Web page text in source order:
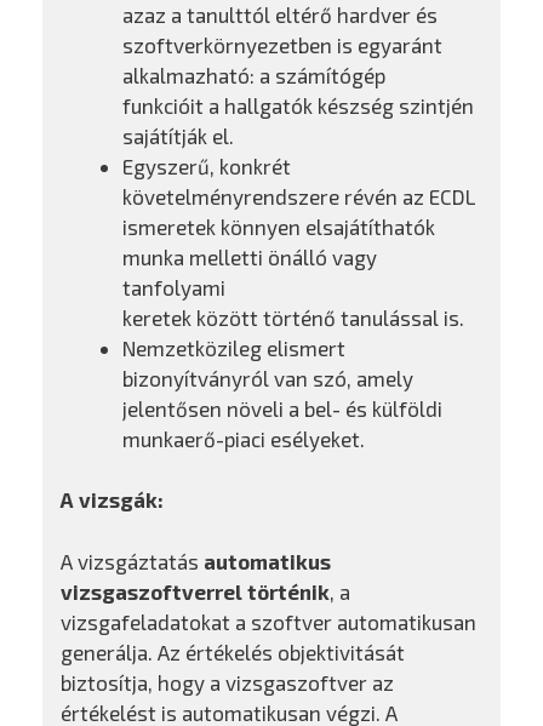
azaz a tanulttól eltérő hardver és
szoftverkörnyezetben is egyaránt
alkalmazható: a számítógép
funkcióit a hallgatók készség szintjén
sajátítják el.
Egyszerű, konkrét
követelményrendszere révén az ECDL
ismeretek könnyen elsajátíthatók
munka melletti önálló vagy
tanfolyami
keretek között történő tanulással is.
Nemzetközileg elismert
bizonyítványról van szó, amely
jelentősen növeli a bel- és külföldi
munkaerő-piaci esélyeket.
A vizsgák:
A vizsgáztatás automatikus
vizsgaszoftverrel történik , a
vizsgafeladatokat a szoftver automatikusan
generálja. Az értékelés objektivitását
biztosítja, hogy a vizsgaszoftver az
értékelést is automatikusan végzi. A